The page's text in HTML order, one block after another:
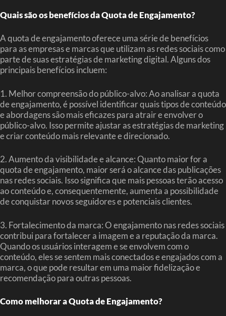
Quais são os benefícios da Quota de Engajamento?
A quota de engajamento oferece uma série de benefícios
para as empresas e marcas que utilizam as redes sociais como
parte de suas estratégias de marketing digital. Alguns dos
principais benefícios incluem:
1. Melhor compreensão do público-alvo: Ao analisar a quota
de engajamento, é possível identificar quais tipos de conteúdo
e abordagens são mais eficazes para atrair e envolver o
público-alvo. Isso permite ajustar as estratégias de marketing
e criar conteúdo mais relevante e direcionado.
2. Aumento da visibilidade e alcance: Quanto maior for a
quota de engajamento, maior será o alcance das publicações
nas redes sociais. Isso significa que mais pessoas terão acesso
ao conteúdo e, consequentemente, aumenta a possibilidade
de conquistar novos seguidores e potenciais clientes.
3. Fortalecimento da marca: O engajamento nas redes sociais
contribui para fortalecer a imagem e a reputação da marca.
Quando os usuários interagem e se envolvem com o
conteúdo, eles se sentem mais conectados e engajados com a
marca, o que pode resultar em uma maior fidelização e
recomendação para outras pessoas.
Como melhorar a Quota de Engajamento?